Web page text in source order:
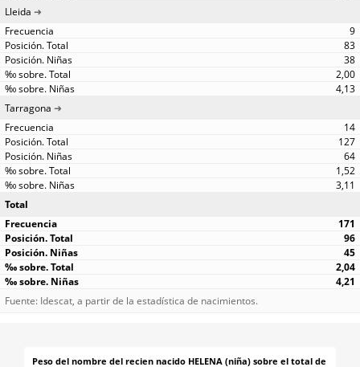
Lleida
9
83
38
2,00
4,13
Tarragona
14
127
64
1,52
3,11
Total
171
96
45
2,04
4,21
Fuente: Idescat, a partir de la estadística de nacimientos.